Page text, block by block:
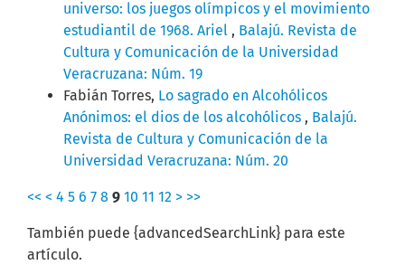
universo: los juegos olímpicos y el movimiento
estudiantil de 1968. Ariel , Balajú. Revista de
Cultura y Comunicación de la Universidad
Veracruzana: Núm. 19
Fabián Torres, Lo sagrado en Alcohólicos
Anónimos: el dios de los alcohólicos , Balajú.
Revista de Cultura y Comunicación de la
Universidad Veracruzana: Núm. 20
<< < 4 5 6 7 8 9 10 11 12 > >>
También puede {advancedSearchLink} para este
artículo.